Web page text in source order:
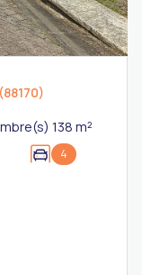
Maison de village 5 pièce(s) 4 chambre(s) 138 m²
4